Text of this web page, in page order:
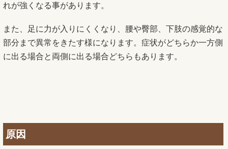
れが強くなる事があります。
また、足に力が入りにくくなり、腰や臀部、下肢の感覚的な
部分まで異常をきたす様になります。症状がどちらか一方側
に出る場合と両側に出る場合どちらもあります。
原因